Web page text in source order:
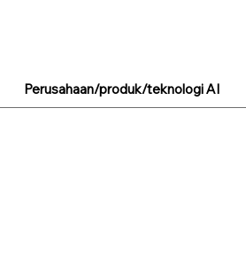
Perusahaan/produk/teknologi AI